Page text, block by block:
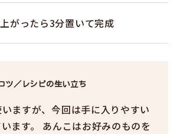
がったら3分置いて完成
ツ／レシピの生い立ち
ますが、今回は手に入りやすい
ます。 あんこはお好みのものを